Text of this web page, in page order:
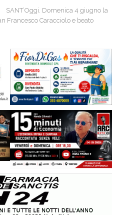
SANT’Oggi. Domenica 4 giugno la
Francesco Caracciolo e beato